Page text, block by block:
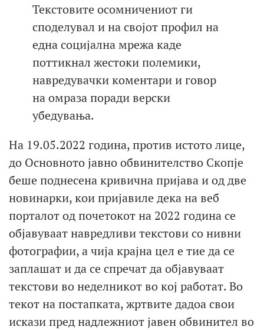
Текстовите осомничениот ги
споделувал и на својот профил на
една социјална мрежа каде
поттикнал жестоки полемики,
навредувачки коментари и говор
на омраза поради верски
убедувања.
На 19.05.2022 година, против истото лице,
до Основното јавно обвинителство Скопје
беше поднесена кривична пријава и од две
новинарки, кои пријавиле дека на веб
порталот од почетокот на 2022 година се
објавуваат навредливи текстови со нивни
фотографии, а чија крајна цел е тие да се
заплашат и да се спречат да објавуваат
текстови во неделникот во кој работат. Во
текот на постапката, жртвите дадоа свои
искази пред надлежниот јавен обвинител во